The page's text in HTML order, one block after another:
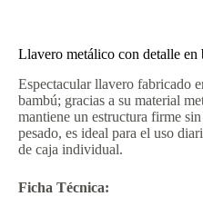
Llavero metálico con detalle en
Espectacular llavero fabricado
bambú; gracias a su material
mantiene un estructura firme
pesado, es ideal para el uso
de caja individual.
Ficha Técnica: